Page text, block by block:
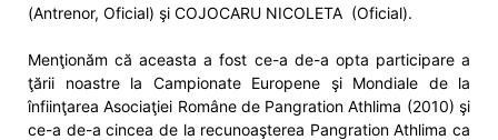
(Antrenor, Oficial) şi COJOCARU NICOLETA (Oficial).
Menţionăm că aceasta a fost ce-a de-a opta participare a
ţării noastre la Campionate Europene şi Mondiale de la
înfiinţarea Asociaţiei Române de Pangration Athlima (2010) şi
ce-a de-a cincea de la recunoaşterea Pangration Athlima ca